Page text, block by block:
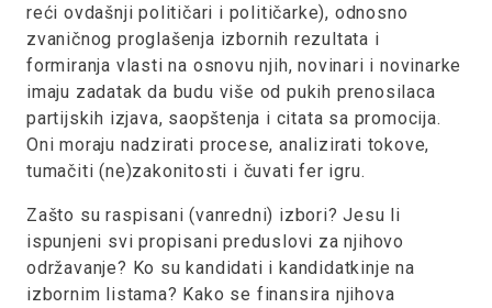
reći ovdašnji političari i političarke), odnosno
zvaničnog proglašenja izbornih rezultata i
formiranja vlasti na osnovu njih, novinari i novinarke
imaju zadatak da budu više od pukih prenosilaca
partijskih izjava, saopštenja i citata sa promocija.
Oni moraju nadzirati procese, analizirati tokove,
tumačiti (ne)zakonitosti i čuvati fer igru.
Zašto su raspisani (vanredni) izbori? Jesu li
ispunjeni svi propisani preduslovi za njihovo
održavanje? Ko su kandidati i kandidatkinje na
izbornim listama? Kako se finansira njihova